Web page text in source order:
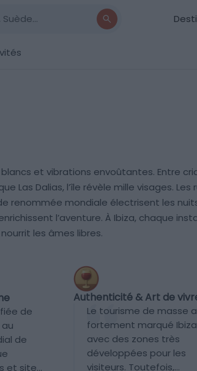
et vibrations envoûtantes. Entre
Dalias, l’île révèle mille visages. Les
renommée mondiale électrisent les
l’aventure. À Ibiza, chaque
les âmes libres.
de
de
et sites
Authenticité & Art de
Le tourisme de masse a
fortement marqué
avec des zones très
développées pour les
visiteurs. Toutefois,